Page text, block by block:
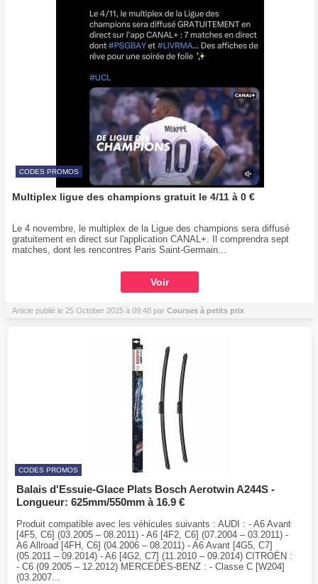
CODES PROMOS
Multiplex ligue des champions gratuit le 4/11 à 0 €
Le 4 novembre, le multiplex de la Ligue des champions sera diffusé
gratuitement en direct sur l'application CANAL+. Il comprendra sept
matches, dont les rencontres Paris Saint-Germain...
Voir
Article publié le 25 October 2025 à 09:48 par Courses à petits prix
CODES PROMOS
Balais d'Essuie-Glace Plats Bosch Aerotwin A244S -
Longueur: 625mm/550mm à 16.9 €
Produit compatible avec les véhicules suivants : AUDI : - A6 Avant
[4F5, C6] (03.2005 – 08.2011) - A6 [4F2, C6] (07.2004 – 03.2011) -
A6 Allroad [4FH, C6] (04.2006 – 08.2011) - A6 Avant [4G5, C7]
(05.2011 – 09.2014) - A6 [4G2, C7] (11.2010 – 09.2014) CITROËN :
- C6 (09.2005 – 12.2012) MERCEDES-BENZ : - Classe C [W204]
(03.2007...